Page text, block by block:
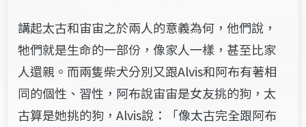
講起太古和宙宙之於兩人的意義為何，他們說，
牠們就是生命的一部份，像家人一樣，甚至比家
人還親。而兩隻柴犬分別又跟Alvis和阿布有著相
同的個性、習性，阿布說宙宙是女友挑的狗，太
古算是她挑的狗，Alvis說：「像太古完全跟阿布